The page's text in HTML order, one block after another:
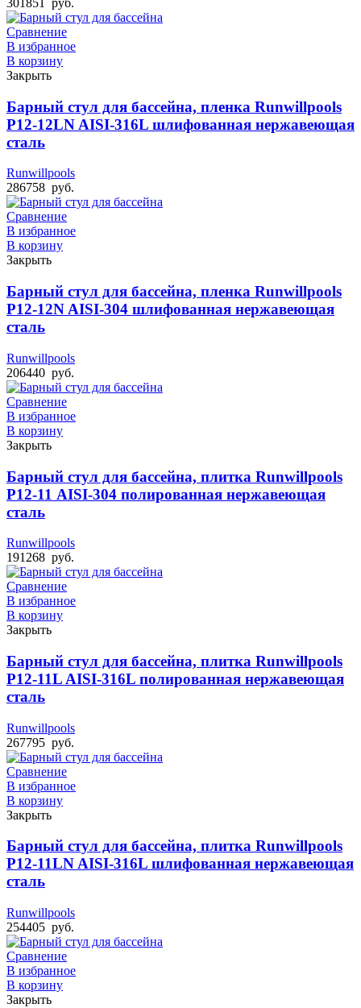
301851
руб.
Сравнение
В избранное
В корзину
Закрыть
Барный стул для бассейна, пленка Runwillpools
Р12-12LN AISI-316L шлифованная нержавеющая
сталь
Runwillpools
286758 руб.
Сравнение
В избранное
В корзину
Закрыть
Барный стул для бассейна, пленка Runwillpools
Р12-12N AISI-304 шлифованная нержавеющая
сталь
Runwillpools
206440 руб.
Сравнение
В избранное
В корзину
Закрыть
Барный стул для бассейна, плитка Runwillpools
Р12-11 AISI-304 полированная нержавеющая
сталь
Runwillpools
191268 руб.
Сравнение
В избранное
В корзину
Закрыть
Барный стул для бассейна, плитка Runwillpools
Р12-11L AISI-316L полированная нержавеющая
сталь
Runwillpools
267795 руб.
Сравнение
В избранное
В корзину
Закрыть
Барный стул для бассейна, плитка Runwillpools
Р12-11LN AISI-316L шлифованная нержавеющая
сталь
Runwillpools
254405 руб.
Сравнение
В избранное
В корзину
Закрыть